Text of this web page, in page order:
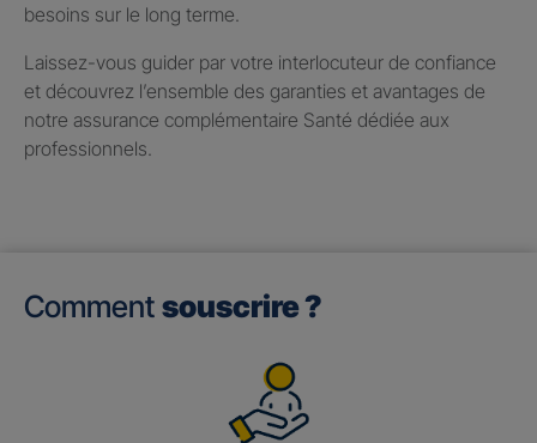
besoins sur le long terme.
Laissez-vous guider par votre interlocuteur de confiance
et découvrez l’ensemble des garanties et avantages de
notre assurance complémentaire Santé dédiée aux
professionnels.
Comment souscrire ?